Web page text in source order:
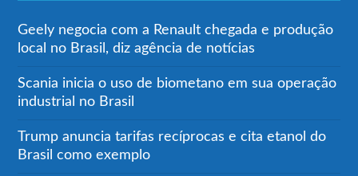
Geely negocia com a Renault chegada e produção
local no Brasil, diz agência de notícias
Scania inicia o uso de biometano em sua operação
industrial no Brasil
Trump anuncia tarifas recíprocas e cita etanol do
Brasil como exemplo